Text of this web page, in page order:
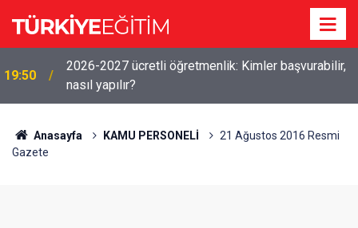
19:50
2026-2027 ücretli öğretmenlik: Kimler başvurabilir,
nasıl yapılır?
Anasayfa KAMU PERSONELİ
21 Ağustos 2016 Resmi
Gazete